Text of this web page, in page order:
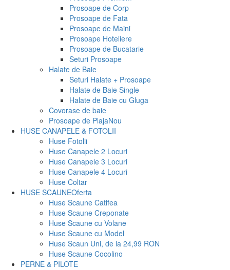
Prosoape de Corp
Prosoape de Fata
Prosoape de Maini
Prosoape Hoteliere
Prosoape de Bucatarie
Seturi Prosoape
Halate de Baie
Seturi Halate + Prosoape
Halate de Baie Single
Halate de Baie cu Gluga
Covorase de baie
Prosoape de PlajaNou
HUSE CANAPELE & FOTOLII
Huse Fotolii
Huse Canapele 2 Locuri
Huse Canapele 3 Locuri
Huse Canapele 4 Locuri
Huse Coltar
HUSE SCAUNEOferta
Huse Scaune Catifea
Huse Scaune Creponate
Huse Scaune cu Volane
Huse Scaune cu Model
Huse Scaun Uni, de la 24,99 RON
Huse Scaune Cocolino
PERNE & PILOTE